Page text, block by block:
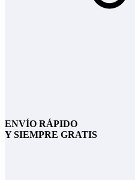
ENVÍO RÁPIDO
Y SIEMPRE GRATIS